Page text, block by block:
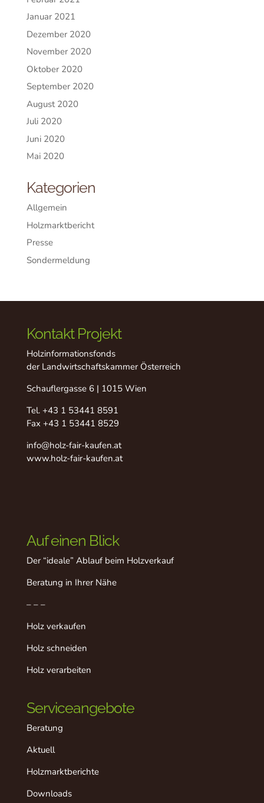
Januar 2021
Dezember 2020
November 2020
Oktober 2020
September 2020
August 2020
Juli 2020
Juni 2020
Mai 2020
Kategorien
Allgemein
Holzmarktbericht
Presse
Sondermeldung
Kontakt Projekt
Holzinformationsfonds
der Landwirtschaftskammer Österreich
Schauflergasse 6 | 1015 Wien
Tel. +43 1 53441 8591
Fax +43 1 53441 8529
info@holz-fair-kaufen.at
www.holz-fair-kaufen.at
Auf einen Blick
Der “ideale” Ablauf beim Holzverkauf
Beratung in Ihrer Nähe
– – –
Holz verkaufen
Holz schneiden
Holz verarbeiten
Serviceangebote
Beratung
Aktuell
Holzmarktberichte
Downloads